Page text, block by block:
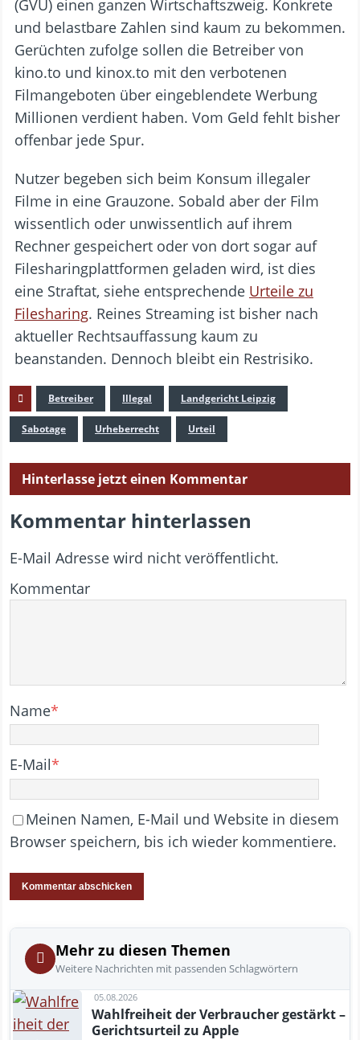
(GVU) einen ganzen Wirtschaftszweig. Konkrete
und belastbare Zahlen sind kaum zu bekommen.
Gerüchten zufolge sollen die Betreiber von
kino.to und kinox.to mit den verbotenen
Filmangeboten über eingeblendete Werbung
Millionen verdient haben. Vom Geld fehlt bisher
offenbar jede Spur.
Nutzer begeben sich beim Konsum illegaler
Filme in eine Grauzone. Sobald aber der Film
wissentlich oder unwissentlich auf ihrem
Rechner gespeichert oder von dort sogar auf
Filesharingplattformen geladen wird, ist dies
eine Straftat, siehe entsprechende Urteile zu
Filesharing. Reines Streaming ist bisher nach
aktueller Rechtsauffassung kaum zu
beanstanden. Dennoch bleibt ein Restrisiko.
Betreiber Illegal Landgericht Leipzig
Sabotage Urheberrecht Urteil
Hinterlasse jetzt einen Kommentar
Kommentar hinterlassen
E-Mail Adresse wird nicht veröffentlicht.
Kommentar
Name*
E-Mail*
Meinen Namen, E-Mail und Website in diesem
Browser speichern, bis ich wieder kommentiere.
Mehr zu diesen Themen
Weitere Nachrichten mit passenden Schlagwörtern
05.08.2026
Wahlfreiheit der Verbraucher gestärkt –
Gerichtsurteil zu Apple